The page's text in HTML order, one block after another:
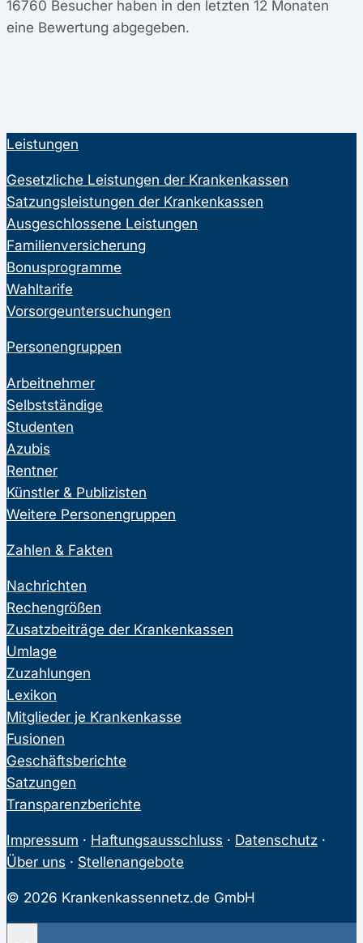
16760 Besucher haben in den letzten 12 Monaten
eine Bewertung abgegeben.
Leistungen
Gesetzliche Leistungen der Krankenkassen
Satzungsleistungen der Krankenkassen
Ausgeschlossene Leistungen
Familienversicherung
Bonusprogramme
Wahltarife
Vorsorgeuntersuchungen
Personengruppen
Arbeitnehmer
Selbstständige
Studenten
Azubis
Rentner
Künstler & Publizisten
Weitere Personengruppen
Zahlen & Fakten
Nachrichten
Rechengrößen
Zusatzbeiträge der Krankenkassen
Umlage
Zuzahlungen
Lexikon
Mitglieder je Krankenkasse
Fusionen
Geschäftsberichte
Satzungen
Transparenzberichte
Impressum · Haftungsausschluss · Datenschutz ·
Über uns · Stellenangebote
© 2026 Krankenkassennetz.de GmbH